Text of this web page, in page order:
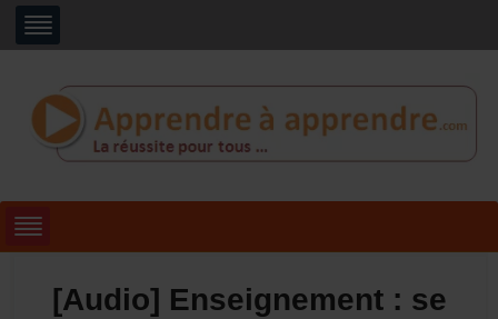
[Audio] Enseignement : se